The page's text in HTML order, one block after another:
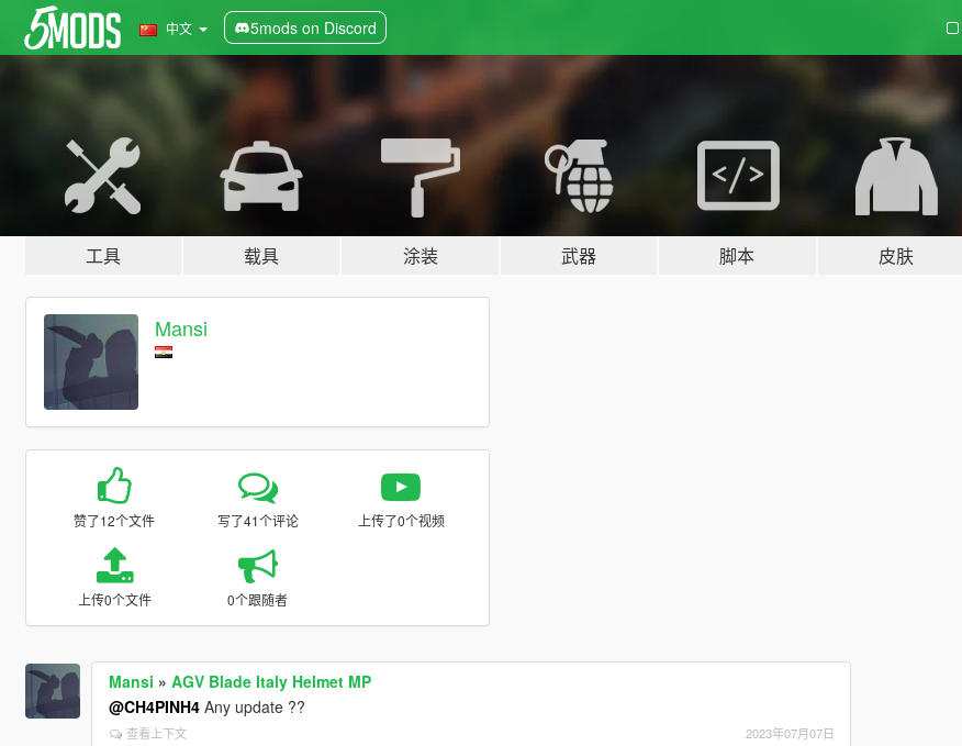
中文 5mods on Discord
工具 载具 涂装 武器 脚本 皮肤
Mansi
赞了12个文件 写了41个评论 上传了0个视频
上传0个文件 0个跟随者
Mansi » AGV Blade Italy Helmet MP
@CH4PINH4Any update ??
查看上下文 2023年07月07日